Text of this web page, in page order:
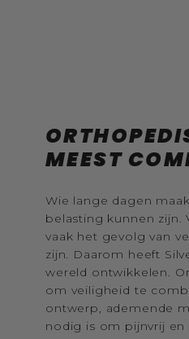
MEEST
Wie lange dagen
belasting kunnen zijn.
vaak het gevolg van
zijn. Daarom heeft
wereld ontwikkelen.
om veiligheid te
ontwerp, ademende
nodig is om pijnvrij